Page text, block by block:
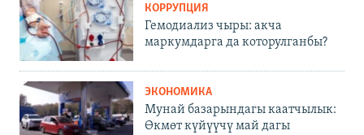
КОРРУПЦИЯ
Гемодиализ чыры: акча
маркумдарга да которулганбы?
ЭКОНОМИКА
Мунай базарындагы каатчылык:
Өкмөт күйүүчү май дагы